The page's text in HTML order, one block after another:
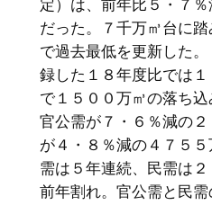
定）は、前年比５・７
だった。７千万㎥台に
で過去最低を更新した
録した１８年度比では
で１５００万㎥の落ち
官公需が７・６％減の
が４・８％減の４７５
需は５年連続、民需は
前年割れ。官公需と民需